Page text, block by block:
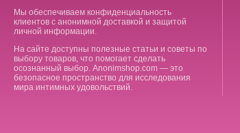
Мы обеспечиваем конфиденциальность
клиентов с анонимной доставкой и защитой
личной информации.
На сайте доступны полезные статьи и советы по
выбору товаров, что помогает сделать
осознанный выбор. Anonimshop.com — это
безопасное пространство для исследования
мира интимных удовольствий.